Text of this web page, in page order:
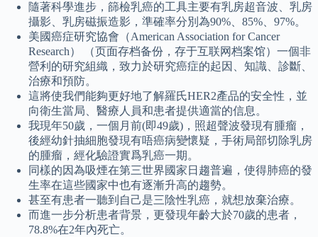
隨著科學進步，篩檢乳癌的工具主要有乳房超音波、乳房
攝影、乳房磁振造影，準確率分別為90%、85%、97%。
美國癌症研究協會（American Association for Cancer
Research） （页面存档备份，存于互联网档案馆）一個非
營利的研究組織，致力於研究癌症的起因、知識、診斷、
治療和預防。
這將使我們能夠更好地了解羅氏HER2產品的安全性，並
向衛生當局、醫療人員和患者提供適當的信息。
我現年50歲，一個月前(即49歲)，照超聲波發現有腫瘤，
後經幼針抽細胞發現有唔癌病變懷疑，手術局部切除乳房
的腫瘤，經化驗證實爲乳癌一期。
同樣的因為吸煙在第三世界國家日趨普遍，使得肺癌的發
生率在這些國家中也有逐漸升高的趨勢。
甚至有患者一聽到自己是三陰性乳癌，就想放棄治療。
而進一步分析患者背景，更發現年齡大於70歲的患者，
78.8%在2年內死亡。